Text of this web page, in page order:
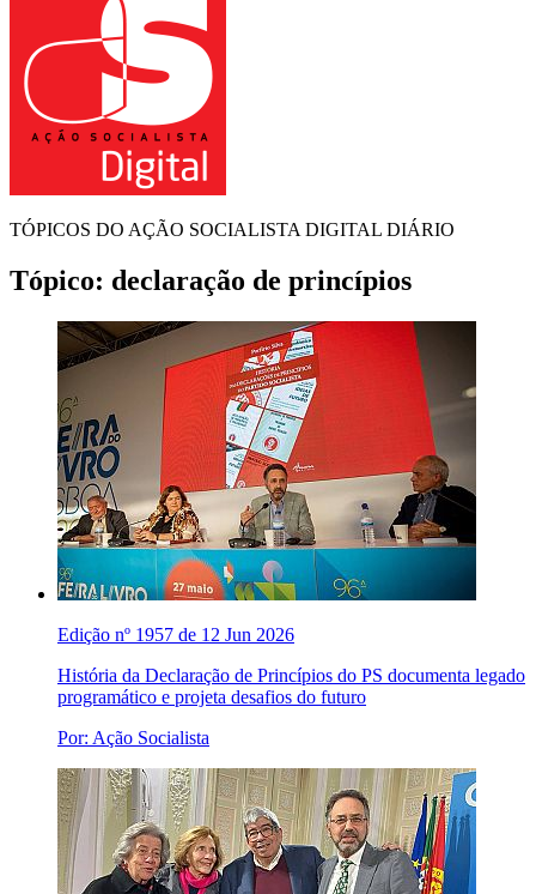
TÓPICOS DO AÇÃO SOCIALISTA DIGITAL DIÁRIO
Tópico: declaração de princípios
Edição nº 1957 de 12 Jun 2026
História da Declaração de Princípios do PS documenta legado
programático e projeta desafios do futuro
Por: Ação Socialista